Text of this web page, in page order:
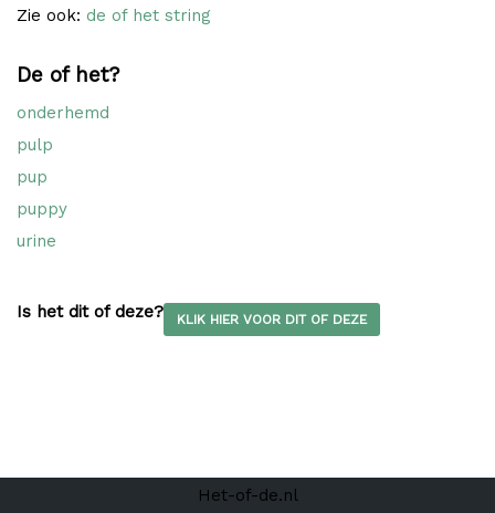
Zie ook: de of het string
De of het?
onderhemd
pulp
pup
puppy
urine
Is het dit of deze? KLIK HIER VOOR DIT OF DEZE
Het-of-de.nl